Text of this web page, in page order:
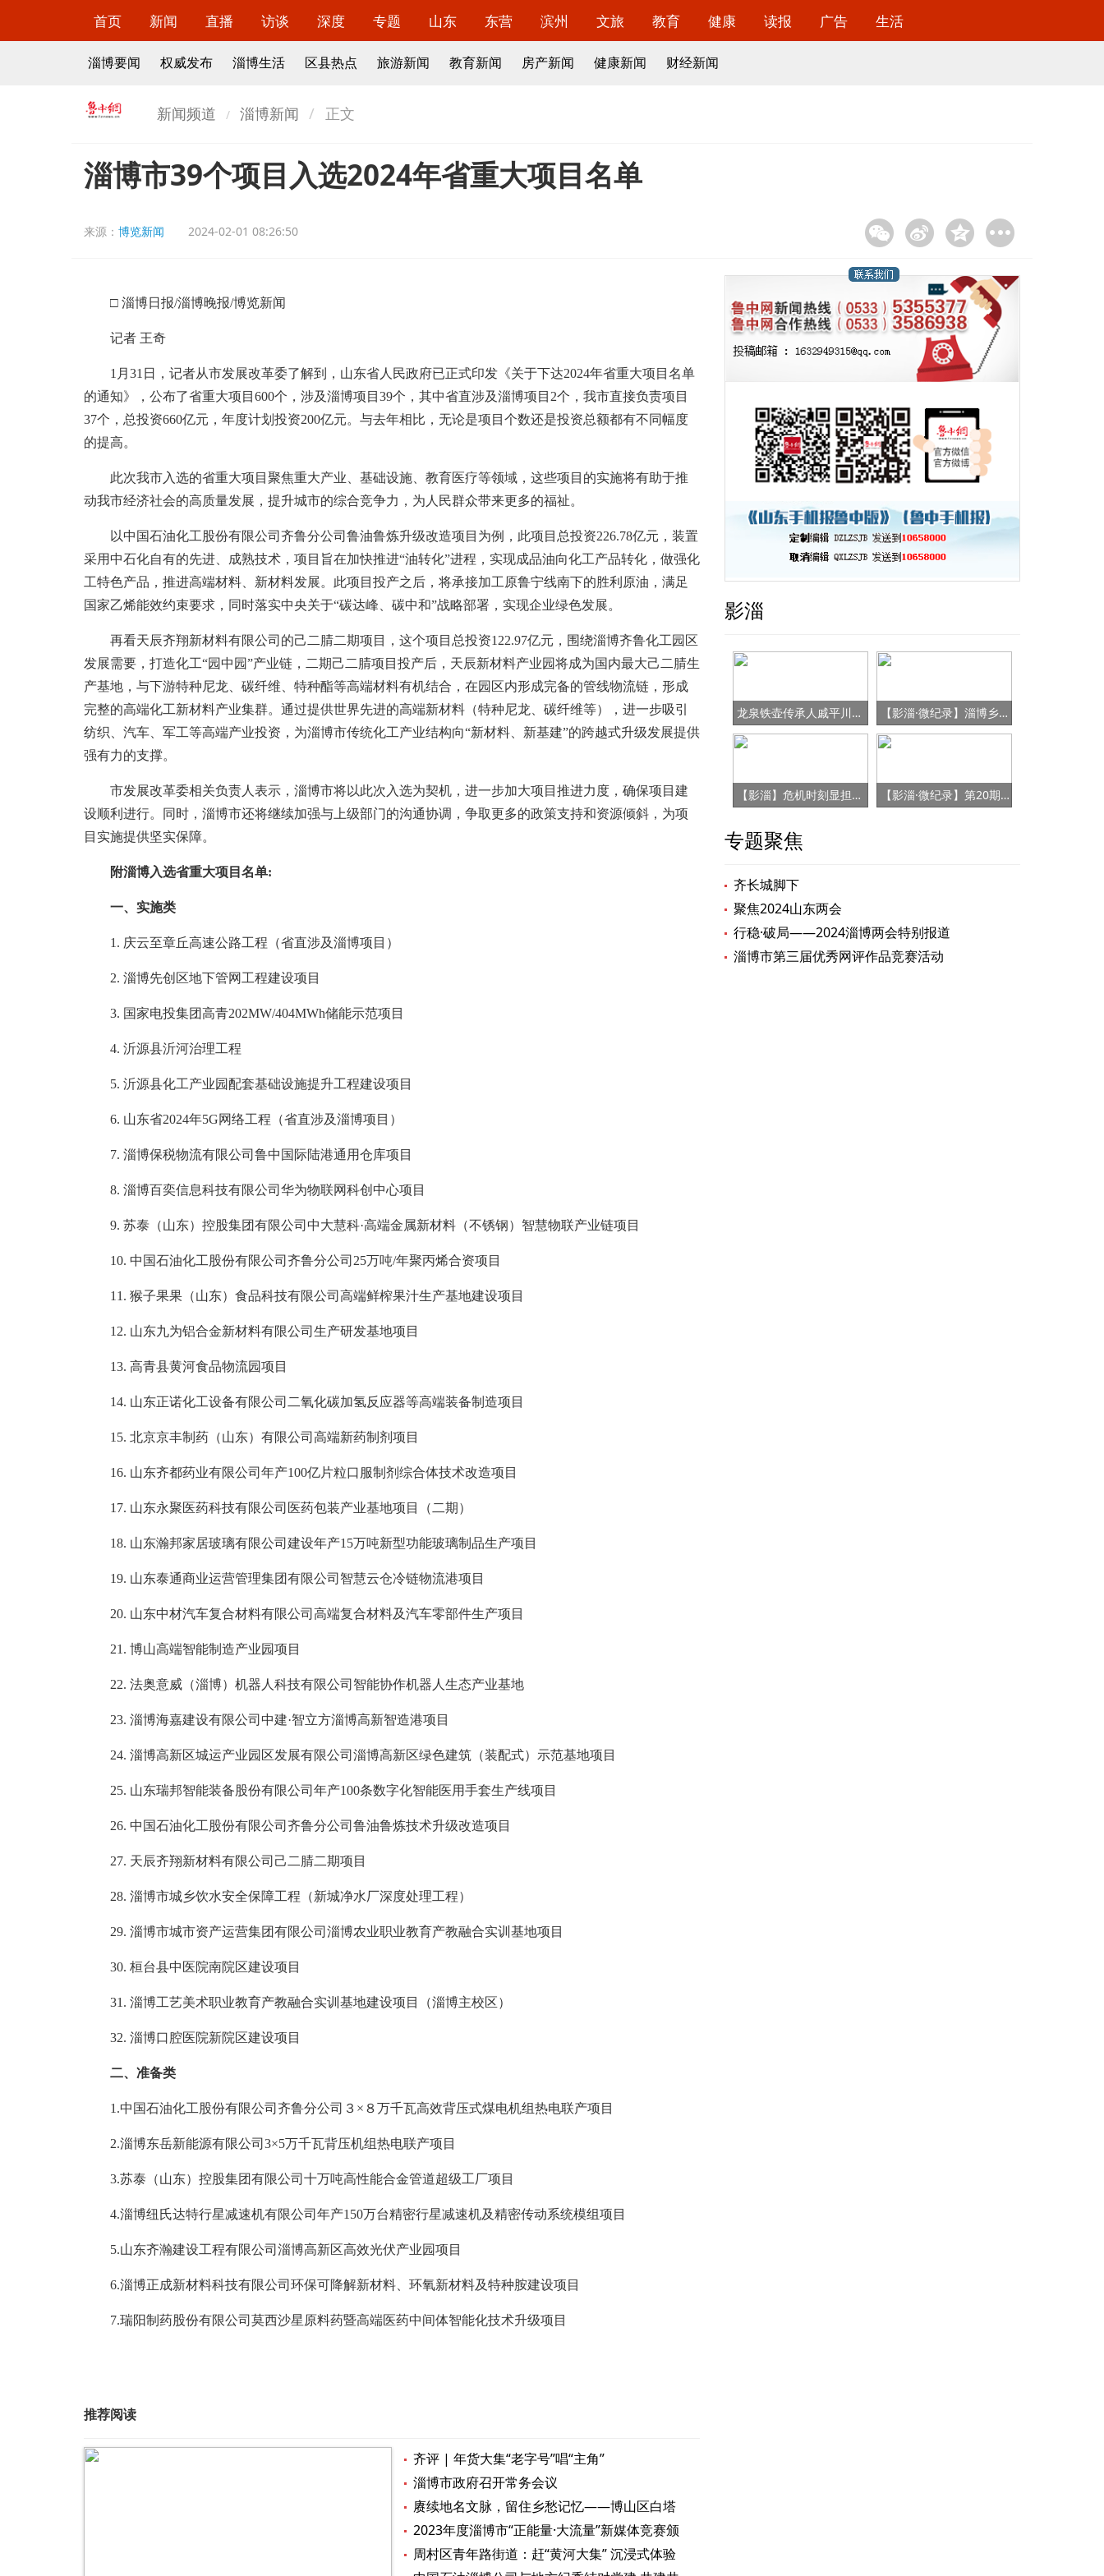
首页 新闻 直播 访谈 深度 专题 山东 东营 滨州 文旅 教育 健康 读报 广告 生活
淄博要闻 权威发布 淄博生活 区县热点 旅游新闻 教育新闻 房产新闻 健康新闻 财经新闻
新闻频道 淄博新闻 正文
淄博市39个项目入选2024年省重大项目名单
来源： 博览新闻 2024-02-01 08:26:50
□ 淄博日报/淄博晚报/博览新闻
记者 王奇
1月31日，记者从市发展改革委了解到，山东省人民政府已正式印发《关于下达2024年省重大项目名单
的通知》，公布了省重大项目600个，涉及淄博项目39个，其中省直涉及淄博项目2个，我市直接负责项目
37个，总投资660亿元，年度计划投资200亿元。与去年相比，无论是项目个数还是投资总额都有不同幅度
的提高。
此次我市入选的省重大项目聚焦重大产业、基础设施、教育医疗等领域，这些项目的实施将有助于推
动我市经济社会的高质量发展，提升城市的综合竞争力，为人民群众带来更多的福祉。
以中国石油化工股份有限公司齐鲁分公司鲁油鲁炼升级改造项目为例，此项目总投资226.78亿元，装置
采用中石化自有的先进、成熟技术，项目旨在加快推进“油转化”进程，实现成品油向化工产品转化，做强化
工特色产品，推进高端材料、新材料发展。此项目投产之后，将承接加工原鲁宁线南下的胜利原油，满足
国家乙烯能效约束要求，同时落实中央关于“碳达峰、碳中和”战略部署，实现企业绿色发展。
再看天辰齐翔新材料有限公司的己二腈二期项目，这个项目总投资122.97亿元，围绕淄博齐鲁化工园区
发展需要，打造化工“园中园”产业链，二期己二腈项目投产后，天辰新材料产业园将成为国内最大己二腈生
产基地，与下游特种尼龙、碳纤维、特种酯等高端材料有机结合，在园区内形成完备的管线物流链，形成
完整的高端化工新材料产业集群。通过提供世界先进的高端新材料（特种尼龙、碳纤维等），进一步吸引
纺织、汽车、军工等高端产业投资，为淄博市传统化工产业结构向“新材料、新基建”的跨越式升级发展提供
强有力的支撑。
市发展改革委相关负责人表示，淄博市将以此次入选为契机，进一步加大项目推进力度，确保项目建
设顺利进行。同时，淄博市还将继续加强与上级部门的沟通协调，争取更多的政策支持和资源倾斜，为项
目实施提供坚实保障。
附淄博入选省重大项目名单:
一、实施类
1. 庆云至章丘高速公路工程（省直涉及淄博项目）
2. 淄博先创区地下管网工程建设项目
3. 国家电投集团高青202MW/404MWh储能示范项目
4. 沂源县沂河治理工程
5. 沂源县化工产业园配套基础设施提升工程建设项目
6. 山东省2024年5G网络工程（省直涉及淄博项目）
7. 淄博保税物流有限公司鲁中国际陆港通用仓库项目
8. 淄博百奕信息科技有限公司华为物联网科创中心项目
9. 苏泰（山东）控股集团有限公司中大慧科·高端金属新材料（不锈钢）智慧物联产业链项目
10. 中国石油化工股份有限公司齐鲁分公司25万吨/年聚丙烯合资项目
11. 猴子果果（山东）食品科技有限公司高端鲜榨果汁生产基地建设项目
12. 山东九为铝合金新材料有限公司生产研发基地项目
13. 高青县黄河食品物流园项目
14. 山东正诺化工设备有限公司二氧化碳加氢反应器等高端装备制造项目
15. 北京京丰制药（山东）有限公司高端新药制剂项目
16. 山东齐都药业有限公司年产100亿片粒口服制剂综合体技术改造项目
17. 山东永聚医药科技有限公司医药包装产业基地项目（二期）
18. 山东瀚邦家居玻璃有限公司建设年产15万吨新型功能玻璃制品生产项目
19. 山东泰通商业运营管理集团有限公司智慧云仓冷链物流港项目
20. 山东中材汽车复合材料有限公司高端复合材料及汽车零部件生产项目
21. 博山高端智能制造产业园项目
22. 法奥意威（淄博）机器人科技有限公司智能协作机器人生态产业基地
23. 淄博海嘉建设有限公司中建·智立方淄博高新智造港项目
24. 淄博高新区城运产业园区发展有限公司淄博高新区绿色建筑（装配式）示范基地项目
25. 山东瑞邦智能装备股份有限公司年产100条数字化智能医用手套生产线项目
26. 中国石油化工股份有限公司齐鲁分公司鲁油鲁炼技术升级改造项目
27. 天辰齐翔新材料有限公司己二腈二期项目
28. 淄博市城乡饮水安全保障工程（新城净水厂深度处理工程）
29. 淄博市城市资产运营集团有限公司淄博农业职业教育产教融合实训基地项目
30. 桓台县中医院南院区建设项目
31. 淄博工艺美术职业教育产教融合实训基地建设项目（淄博主校区）
32. 淄博口腔医院新院区建设项目
二、准备类
1.中国石油化工股份有限公司齐鲁分公司３×８万千瓦高效背压式煤电机组热电联产项目
2.淄博东岳新能源有限公司3×5万千瓦背压机组热电联产项目
3.苏泰（山东）控股集团有限公司十万吨高性能合金管道超级工厂项目
4.淄博纽氏达特行星减速机有限公司年产150万台精密行星减速机及精密传动系统模组项目
5.山东齐瀚建设工程有限公司淄博高新区高效光伏产业园项目
6.淄博正成新材料科技有限公司环保可降解新材料、环氧新材料及特种胺建设项目
7.瑞阳制药股份有限公司莫西沙星原料药暨高端医药中间体智能化技术升级项目
推荐阅读
齐评 | 年货大集“老字号”唱“主角”
淄博市政府召开常务会议
赓续地名文脉，留住乡愁记忆——博山区白塔
镇开展地名文化宣传活动
2023年度淄博市“正能量·大流量”新媒体竞赛颁
奖典礼举行
周村区青年路街道：赶“黄河大集” 沉浸式体验
影淄
龙泉铁壶传承人戚平川的“守艺”之路 【影淄·微纪录】淄博乡村女书记的“变形记”
【影淄】危机时刻显担当 赤胆忠心保健康 【影淄·微纪录】第20期：战“疫”老将刘景春
专题聚焦
齐长城脚下
聚焦2024山东两会
行稳·破局——2024淄博两会特别报道
淄博市第三届优秀网评作品竞赛活动